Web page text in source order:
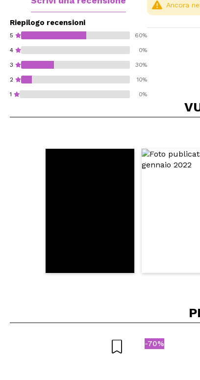
Riepilogo recensioni
5 60%
4 0%
3 30%
2 10%
1 0%
Consiglieresti
Ancora
-70%